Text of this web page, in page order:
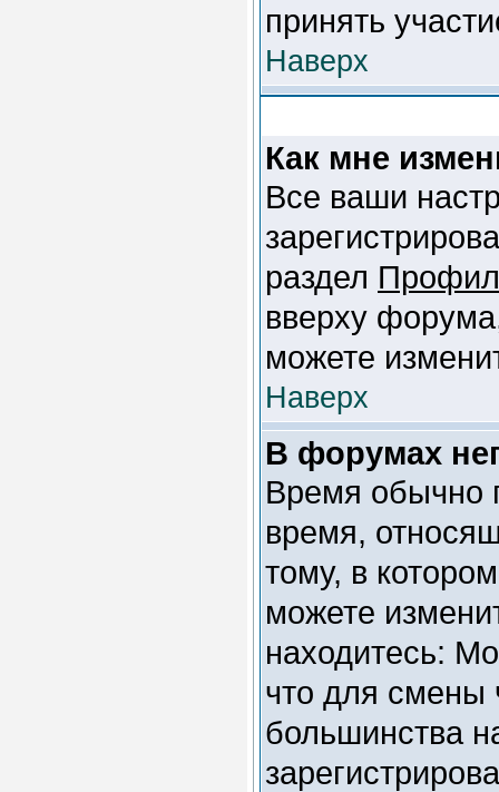
принять
Наверх
Как мне
Все ваши
раздел
вверху
можете
Наверх
В форумах
Время обычно
время,
тому, в
можете
находитесь:
что для смены
большинства